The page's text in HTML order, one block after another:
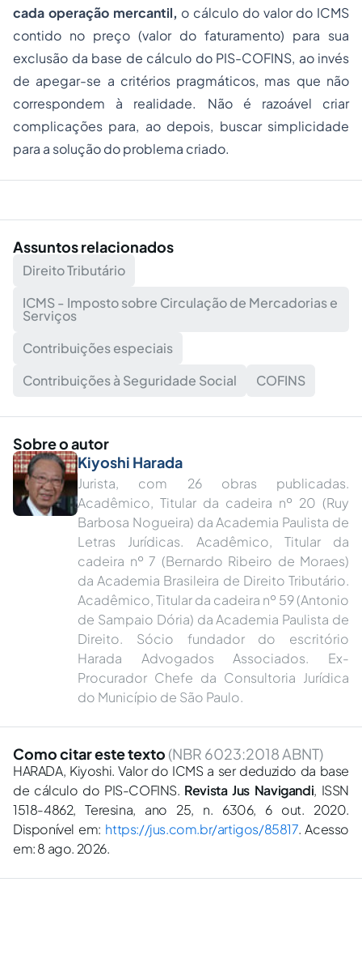
cada operação mercantil, o cálculo do valor do ICMS
contido no preço (valor do faturamento) para sua
exclusão da base de cálculo do PIS-COFINS, ao invés
de apegar-se a critérios pragmáticos, mas que não
correspondem à realidade. Não é razoável criar
complicações para, ao depois, buscar simplicidade
para a solução do problema criado.
Assuntos relacionados
Direito Tributário
ICMS - Imposto sobre Circulação de Mercadorias e
Serviços
Contribuições especiais
Contribuições à Seguridade Social
COFINS
Sobre o autor
Kiyoshi Harada
Jurista, com 26 obras publicadas.
Acadêmico, Titular da cadeira nº 20 (Ruy
Barbosa Nogueira) da Academia Paulista de
Letras Jurídicas. Acadêmico, Titular da
cadeira nº 7 (Bernardo Ribeiro de Moraes)
da Academia Brasileira de Direito Tributário.
Acadêmico, Titular da cadeira nº 59 (Antonio
de Sampaio Dória) da Academia Paulista de
Direito. Sócio fundador do escritório
Harada Advogados Associados. Ex-
Procurador Chefe da Consultoria Jurídica
do Município de São Paulo.
Como citar este texto (NBR 6023:2018 ABNT)
HARADA, Kiyoshi. Valor do ICMS a ser deduzido da base
de cálculo do PIS-COFINS. Revista Jus Navigandi, ISSN
1518-4862, Teresina, ano 25, n. 6306, 6 out. 2020.
Disponível em: https://jus.com.br/artigos/85817. Acesso
em: 8 ago. 2026.